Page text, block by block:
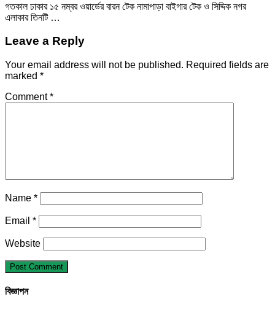
গতকাল ঢাকার ১৫ নম্বর ওয়ার্ডের বারন টেক নামাপাড়া বাইগার টেক ও সিদ্দিক নগর
এলাকার তিনটি …
Leave a Reply
Your email address will not be published. Required fields are
marked *
Comment*
Name *
Email *
Website
বিজ্ঞাপন